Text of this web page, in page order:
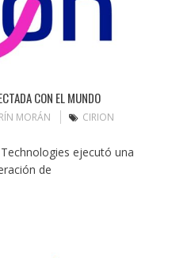
CON EL MUNDO
MORÁN
CIRION
ejecutó una
de